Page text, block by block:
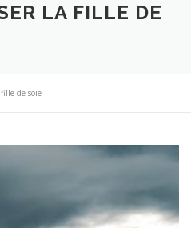
LA FILLE DE
de soie